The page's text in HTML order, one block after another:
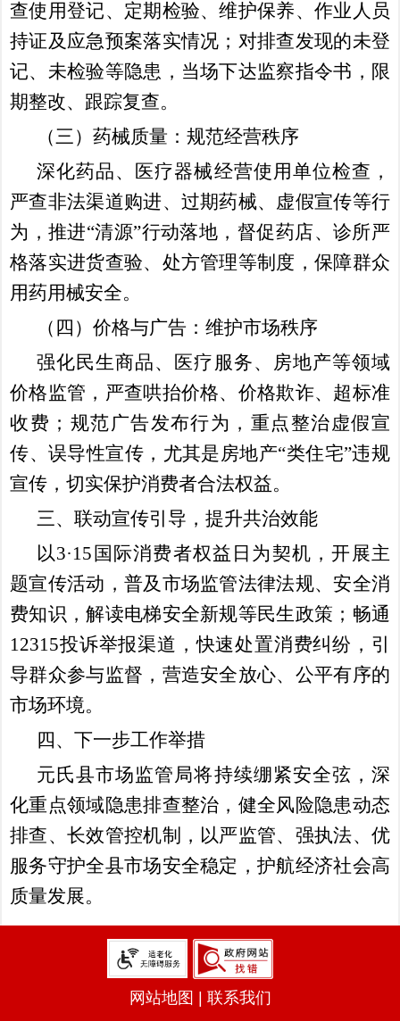
查使用登记、定期检验、维护保养、作业人员
持证及应急预案落实情况；对排查发现的未登
记、未检验等隐患，当场下达监察指令书，限
期整改、跟踪复查。
（三）药械质量：规范经营秩序
深化药品、医疗器械经营使用单位检查，
严查非法渠道购进、过期药械、虚假宣传等行
为，推进“清源”行动落地，督促药店、诊所严
格落实进货查验、处方管理等制度，保障群众
用药用械安全。
（四）价格与广告：维护市场秩序
强化民生商品、医疗服务、房地产等领域
价格监管，严查哄抬价格、价格欺诈、超标准
收费；规范广告发布行为，重点整治虚假宣
传、误导性宣传，尤其是房地产“类住宅”违规
宣传，切实保护消费者合法权益。
三、联动宣传引导，提升共治效能
以3·15国际消费者权益日为契机，开展主
题宣传活动，普及市场监管法律法规、安全消
费知识，解读电梯安全新规等民生政策；畅通
12315投诉举报渠道，快速处置消费纠纷，引
导群众参与监督，营造安全放心、公平有序的
市场环境。
四、下一步工作举措
元氏县市场监管局将持续绷紧安全弦，深
化重点领域隐患排查整治，健全风险隐患动态
排查、长效管控机制，以严监管、强执法、优
服务守护全县市场安全稳定，护航经济社会高
质量发展。